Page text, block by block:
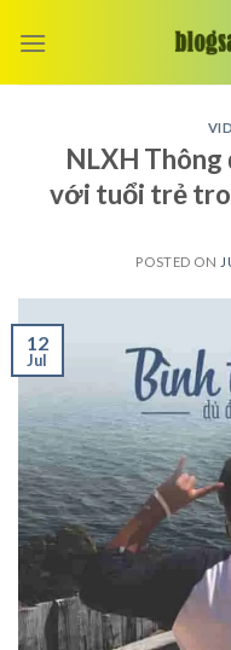
NLXH Thông
với tuổi trẻ
POSTED ON
12
Jul